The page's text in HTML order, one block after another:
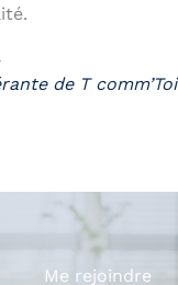
de T comm’Toi
Me rejoindre